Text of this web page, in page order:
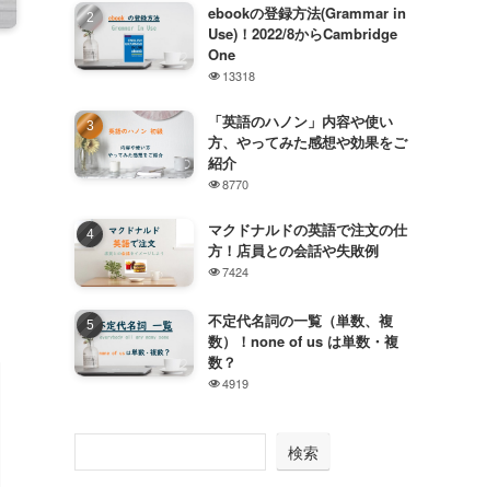
ebookの登録方法(Grammar in
Use)！2022/8からCambridge
One
13318
「英語のハノン」内容や使い
方、やってみた感想や効果をご
紹介
8770
マクドナルドの英語で注文の仕
方！店員との会話や失敗例
7424
不定代名詞の一覧（単数、複
数）！none of us は単数・複
数？
4919
検索